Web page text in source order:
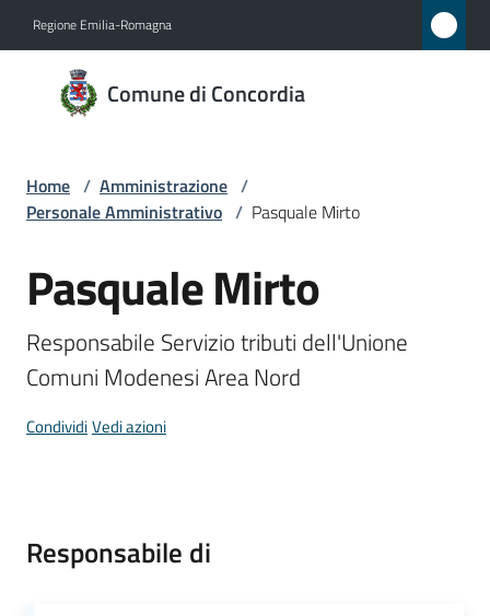
Regione Emilia-Romagna
Comune di Concordia
Comune
di
Novità
Servizi
Concordia
Periodico
Home / Amministrazione /
Personale Amministrativo / Pasquale Mirto
Salta al contenuto
Pasquale Mirto
Responsabile Servizio tributi dell'Unione
Comuni Modenesi Area Nord
CondividiVedi azioni
Responsabile di